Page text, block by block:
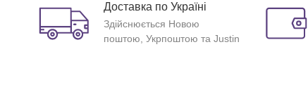
Доставка по Україні
Здійснюється Новою
поштою, Укрпоштою та Justin